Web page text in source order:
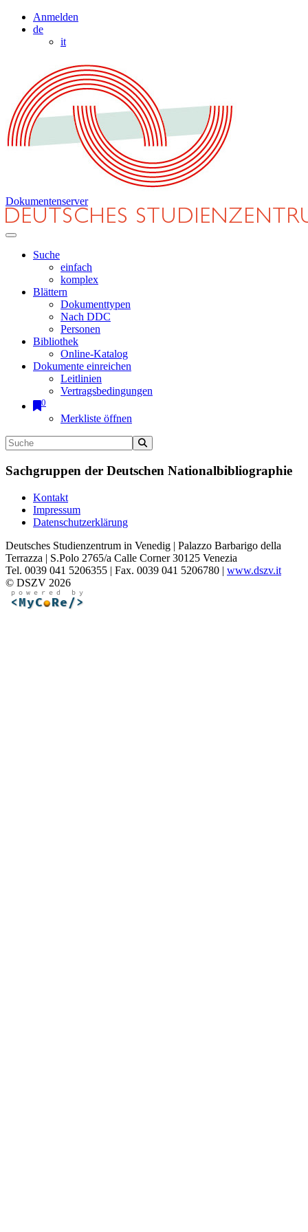
Anmelden
de
it
Dokumentenserver
Suche
einfach
komplex
Blättern
Dokumenttypen
Nach DDC
Personen
Bibliothek
Online-Katalog
Dokumente einreichen
Leitlinien
Vertragsbedingungen
0
Merkliste öffnen
Sachgruppen der Deutschen Nationalbibliographie
Kontakt
Impressum
Datenschutzerklärung
Deutsches Studienzentrum in Venedig | Palazzo Barbarigo della
Terrazza | S.Polo 2765/a Calle Corner 30125 Venezia
Tel. 0039 041 5206355 | Fax. 0039 041 5206780 | www.dszv.it
© DSZV 2026